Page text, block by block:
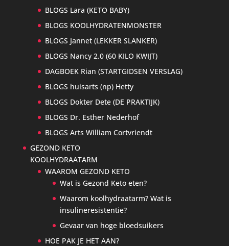
BLOGS Lara (KETO BABY)
BLOGS KOOLHYDRATENMONSTER
BLOGS Jannet (LEKKER SLANKER)
BLOGS Nancy 2.0 (60 KILO KWIJT)
DAGBOEK Rian (STARTGIDSEN VERSLAG)
BLOGS huisarts (np) Hetty
BLOGS Dokter Dete (DE PRAKTIJK)
BLOGS Dr. Esther Nederhof
BLOGS Arts William Cortvriendt
GEZOND KETO
KOOLHYDRAATARM
WAAROM GEZOND KETO
Wat is Gezond Keto eten?
Waarom koolhydraatarm? Wat is
insulineresistentie?
Gevaar van hoge bloedsuikers
HOE PAK JE HET AAN?